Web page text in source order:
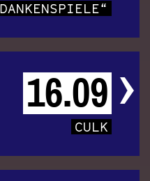
16.09
CULK